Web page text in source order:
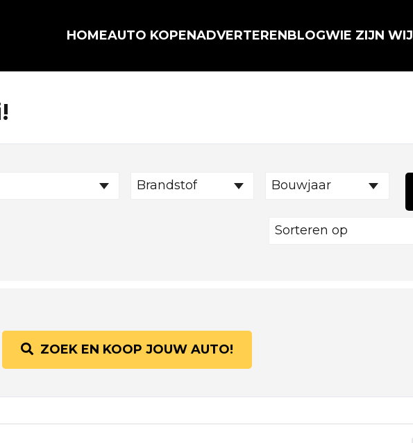
HOMEAUTO KOPENADVERTERENBLOGWIE ZIJN WIJ
Brandstof Bouwjaar
Sorteren op
ZOEK EN KOOP JOUW AUTO!